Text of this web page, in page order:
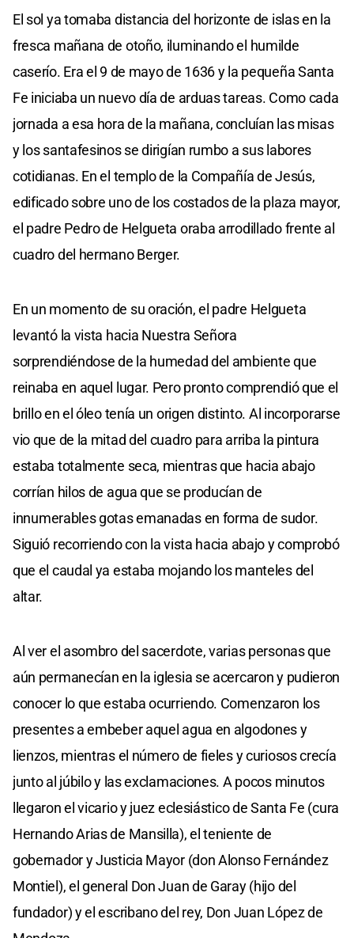
El sol ya tomaba distancia del horizonte de islas en la
fresca mañana de otoño, iluminando el humilde
caserío. Era el 9 de mayo de 1636 y la pequeña Santa
Fe iniciaba un nuevo día de arduas tareas. Como cada
jornada a esa hora de la mañana, concluían las misas
y los santafesinos se dirigían rumbo a sus labores
cotidianas. En el templo de la Compañía de Jesús,
edificado sobre uno de los costados de la plaza mayor,
el padre Pedro de Helgueta oraba arrodillado frente al
cuadro del hermano Berger.
En un momento de su oración, el padre Helgueta
levantó la vista hacia Nuestra Señora
sorprendiéndose de la humedad del ambiente que
reinaba en aquel lugar. Pero pronto comprendió que el
brillo en el óleo tenía un origen distinto. Al incorporarse
vio que de la mitad del cuadro para arriba la pintura
estaba totalmente seca, mientras que hacia abajo
corrían hilos de agua que se producían de
innumerables gotas emanadas en forma de sudor.
Siguió recorriendo con la vista hacia abajo y comprobó
que el caudal ya estaba mojando los manteles del
altar.
Al ver el asombro del sacerdote, varias personas que
aún permanecían en la iglesia se acercaron y pudieron
conocer lo que estaba ocurriendo. Comenzaron los
presentes a embeber aquel agua en algodones y
lienzos, mientras el número de fieles y curiosos crecía
junto al júbilo y las exclamaciones. A pocos minutos
llegaron el vicario y juez eclesiástico de Santa Fe (cura
Hernando Arias de Mansilla), el teniente de
gobernador y Justicia Mayor (don Alonso Fernández
Montiel), el general Don Juan de Garay (hijo del
fundador) y el escribano del rey, Don Juan López de